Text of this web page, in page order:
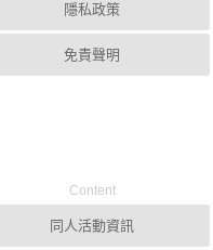
隱私政策
免責聲明
Content
同人活動資訊